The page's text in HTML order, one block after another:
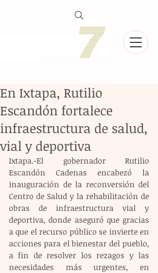
En Ixtapa, Rutilio
Escandón fortalece
infraestructura de salud,
vial y deportiva
Ixtapa.-El gobernador Rutilio
Escandón Cadenas encabezó la
inauguración de la reconversión del
Centro de Salud y la rehabilitación de
obras de infraestructura vial y
deportiva, donde aseguró que gracias
a que el recurso público se invierte en
acciones para el bienestar del pueblo,
a fin de resolver los rezagos y las
necesidades más urgentes, en